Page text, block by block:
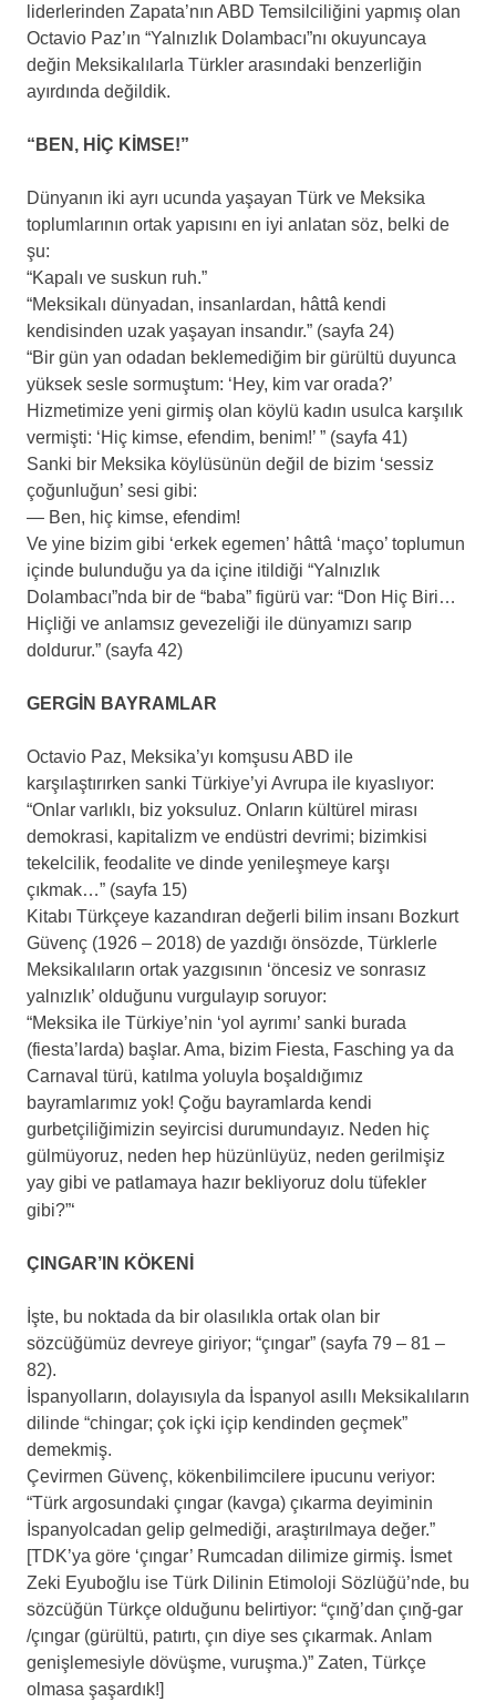
liderlerinden Zapata’nın ABD Temsilciliğini yapmış olan
Octavio Paz’ın “Yalnızlık Dolambacı”nı okuyuncaya
değin Meksikalılarla Türkler arasındaki benzerliğin
ayırdında değildik.
“BEN, HİÇ KİMSE!”
Dünyanın iki ayrı ucunda yaşayan Türk ve Meksika
toplumlarının ortak yapısını en iyi anlatan söz, belki de
şu:
“Kapalı ve suskun ruh.”
“Meksikalı dünyadan, insanlardan, hâttâ kendi
kendisinden uzak yaşayan insandır.” (sayfa 24)
“Bir gün yan odadan beklemediğim bir gürültü duyunca
yüksek sesle sormuştum: ‘Hey, kim var orada?’
Hizmetimize yeni girmiş olan köylü kadın usulca karşılık
vermişti: ‘Hiç kimse, efendim, benim!’ ” (sayfa 41)
Sanki bir Meksika köylüsünün değil de bizim ‘sessiz
çoğunluğun’ sesi gibi:
— Ben, hiç kimse, efendim!
Ve yine bizim gibi ‘erkek egemen’ hâttâ ‘maço’ toplumun
içinde bulunduğu ya da içine itildiği “Yalnızlık
Dolambacı”nda bir de “baba” figürü var: “Don Hiç Biri…
Hiçliği ve anlamsız gevezeliği ile dünyamızı sarıp
doldurur.” (sayfa 42)
GERGİN BAYRAMLAR
Octavio Paz, Meksika’yı komşusu ABD ile
karşılaştırırken sanki Türkiye’yi Avrupa ile kıyaslıyor:
“Onlar varlıklı, biz yoksuluz. Onların kültürel mirası
demokrasi, kapitalizm ve endüstri devrimi; bizimkisi
tekelcilik, feodalite ve dinde yenileşmeye karşı
çıkmak…” (sayfa 15)
Kitabı Türkçeye kazandıran değerli bilim insanı Bozkurt
Güvenç (1926 – 2018) de yazdığı önsözde, Türklerle
Meksikalıların ortak yazgısının ‘öncesiz ve sonrasız
yalnızlık’ olduğunu vurgulayıp soruyor:
“Meksika ile Türkiye’nin ‘yol ayrımı’ sanki burada
(fiesta’larda) başlar. Ama, bizim Fiesta, Fasching ya da
Carnaval türü, katılma yoluyla boşaldığımız
bayramlarımız yok! Çoğu bayramlarda kendi
gurbetçiliğimizin seyircisi durumundayız. Neden hiç
gülmüyoruz, neden hep hüzünlüyüz, neden gerilmişiz
yay gibi ve patlamaya hazır bekliyoruz dolu tüfekler
gibi?”‘
ÇINGAR’IN KÖKENİ
İşte, bu noktada da bir olasılıkla ortak olan bir
sözcüğümüz devreye giriyor; “çıngar” (sayfa 79 – 81 –
82).
İspanyolların, dolayısıyla da İspanyol asıllı Meksikalıların
dilinde “chingar; çok içki içip kendinden geçmek”
demekmiş.
Çevirmen Güvenç, kökenbilimcilere ipucunu veriyor:
“Türk argosundaki çıngar (kavga) çıkarma deyiminin
İspanyolcadan gelip gelmediği, araştırılmaya değer.”
[TDK’ya göre ‘çıngar’ Rumcadan dilimize girmiş. İsmet
Zeki Eyuboğlu ise Türk Dilinin Etimoloji Sözlüğü’nde, bu
sözcüğün Türkçe olduğunu belirtiyor: “çınğ’dan çınğ-gar
/çıngar (gürültü, patırtı, çın diye ses çıkarmak. Anlam
genişlemesiyle dövüşme, vuruşma.)” Zaten, Türkçe
olmasa şaşardık!]